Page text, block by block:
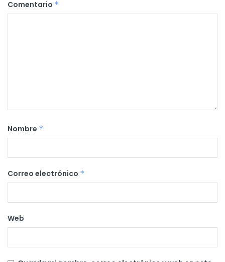
Comentario *
Nombre *
Correo electrónico *
Web